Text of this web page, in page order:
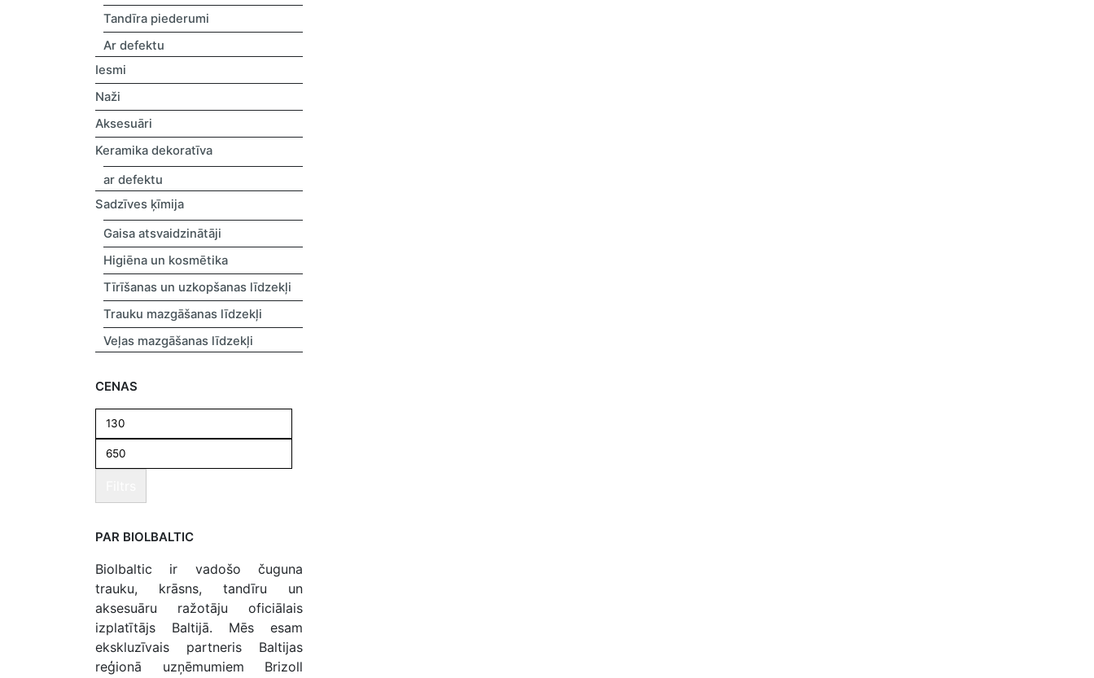
Tandīra piederumi
Ar defektu
Iesmi
Naži
Aksesuāri
Keramika dekoratīva
ar defektu
Sadzīves ķīmija
Gaisa atsvaidzinātāji
Higiēna un kosmētika
Tīrīšanas un uzkopšanas līdzekļi
Trauku mazgāšanas līdzekļi
Veļas mazgāšanas līdzekļi
CENAS
PAR BIOLBALTIC
Biolbaltic ir vadošo čuguna
trauku, krāsns, tandīru un
aksesuāru ražotāju oficiālais
izplatītājs Baltijā. Mēs esam
ekskluzīvais partneris Baltijas
reģionā uzņēmumiem Brizoll